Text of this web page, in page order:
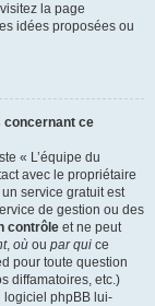
la page
idées proposées ou
concernant ce
« L’équipe du
avec le propriétaire
service gratuit est
de gestion ou des
contrôle et ne peut
, où ou par qui ce
pour toute question
diffamatoires, etc.)
logiciel phpBB lui-